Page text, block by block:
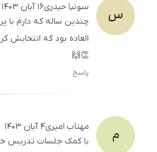
س سونیاحیدری۱۶ آبان ۱۴۰۳
چندین ساله که دارم
العاده بود که انتخابش
👏🙌
پاسخ
م مهتابامیری۴ آبان ۱۴۰۳
با کمک جلسات تدریس